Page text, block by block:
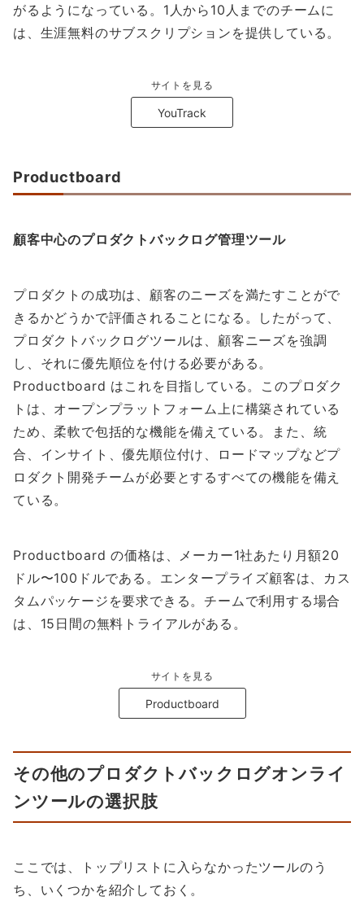
がるようになっている。1人から10人までのチームに
は、生涯無料のサブスクリプションを提供している。
サイトを見る
YouTrack
Productboard
顧客中心のプロダクトバックログ管理ツール
プロダクトの成功は、顧客のニーズを満たすことがで
きるかどうかで評価されることになる。したがって、
プロダクトバックログツールは、顧客ニーズを強調
し、それに優先順位を付ける必要がある。
Productboard はこれを目指している。このプロダク
トは、オープンプラットフォーム上に構築されている
ため、柔軟で包括的な機能を備えている。また、統
合、インサイト、優先順位付け、ロードマップなどプ
ロダクト開発チームが必要とするすべての機能を備え
ている。
Productboard の価格は、メーカー1社あたり月額20
ドル〜100ドルである。エンタープライズ顧客は、カス
タムパッケージを要求できる。チームで利用する場合
は、15日間の無料トライアルがある。
サイトを見る
Productboard
その他のプロダクトバックログオンライ
ンツールの選択肢
ここでは、トップリストに入らなかったツールのう
ち、いくつかを紹介しておく。